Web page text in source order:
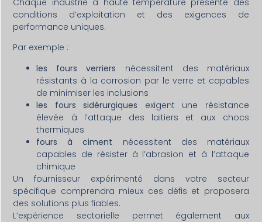
conditions d’exploitation et des exigences de
performance uniques.
Par exemple :
les fours verriers nécessitent des matériaux
résistants à la corrosion par le verre et capables
de minimiser les inclusions
les fours sidérurgiques exigent une résistance
élevée à l’attaque des laitiers et aux chocs
thermiques
fours à ciment nécessitent des matériaux
capables de résister à l’abrasion et à l’attaque
chimique
Un fournisseur expérimenté dans votre secteur
spécifique comprendra mieux ces défis et proposera
des solutions plus fiables.
L’expérience sectorielle permet également aux